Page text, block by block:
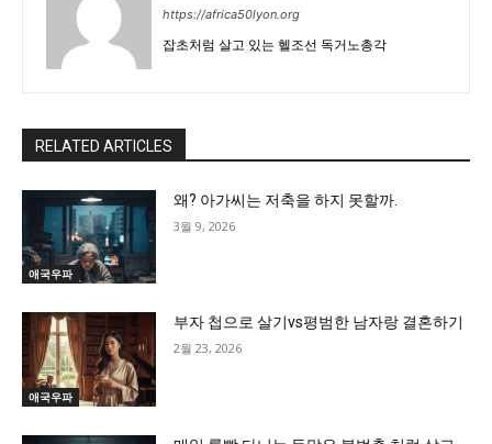
https://africa50lyon.org
잡초처럼 살고 있는 헬조선 독거노총각
RELATED ARTICLES
애국우파
왜? 아가씨는 저축을 하지 못할까.
3월 9, 2026
애국우파
부자 첩으로 살기vs평범한 남자랑 결혼하기
2월 23, 2026